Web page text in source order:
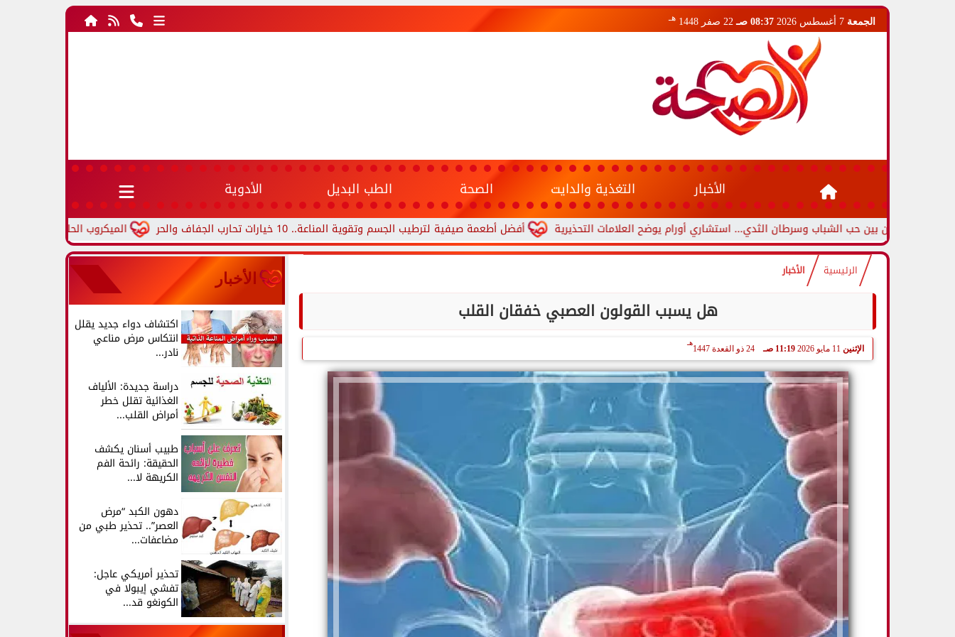
الجمعة 08:37 صـ 22 صفر 1448 هـ
الأخبار التغذية والدايت الصحة الطب البديل الأدوية
الميكروب الحلزوني.. أعراض جرثومة أفضل أطعمة صيفية لترطيب الجسم وتقوية المناعة.. 10 خيارات تحارب الجفاف والحر بين حب الشباب وسرطان الثدي... استشاري أورام يوضح العلامات التحذيرية
الرئيسية الأخبار
هل يسبب القولون العصبي خفقان القلب
الإثنين 11:19 صـ 24 ذو القعدة 1447
هـ
الأخبار
اكتشاف دواء جديد يقلل
انتكاس مرض مناعي
نادر...
دراسة جديدة: الألياف
الغذائية تقلل خطر
أمراض القلب...
طبيب أسنان يكشف
الحقيقة: رائحة الفم
الكريهة لا...
دهون الكبد “مرض
العصر”.. تحذير طبي من
مضاعفات...
تحذير أمريكي عاجل:
تفشي إيبولا في
الكونغو قد...